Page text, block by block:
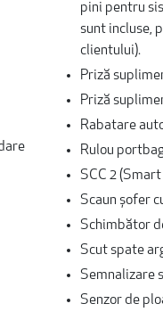
pini pentru
sunt incluse,
clientului).
Priză
Priză
Rabatare
Rulou
SCC 2
Scaun șofer
Schimbător
Scut spate
Semnalizare
Senzor de